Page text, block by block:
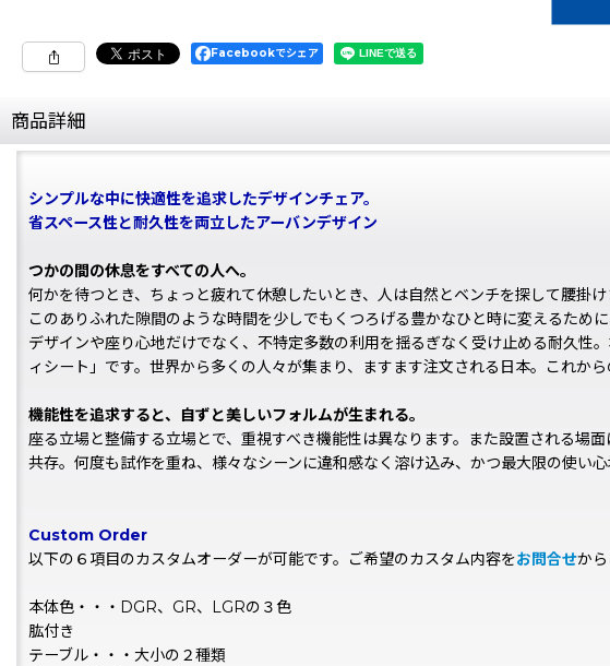
Facebookでシェア
商品詳細
シンプルな中に快適性を追求したデザインチェア。
省スペース性と耐久性を両立したアーバンデザイン
つかの間の休息をすべての人へ。
何かを待つとき、ちょっと疲れて休憩したいとき、人は自然とベンチを探して腰掛け
このありふれた隙間のような時間を少しでもくつろげる豊かなひと時に変えるため
デザインや座り心地だけでなく、不特定多数の利用を揺るぎなく受け止める耐久
ィシート」です。世界から多くの人々が集まり、ますます注文される日本。これか
機能性を追求すると、自ずと美しいフォルムが生まれる。
座る立場と整備する立場とで、重視すべき機能性は異なります。また設置される場
共存。何度も試作を重ね、様々なシーンに違和感なく溶け込み、かつ最大限の使い
Custom Order
以下の６項目のカスタムオーダーが可能です。ご希望のカスタム内容をお問合せから
本体色・・・DGR、GR、LGRの３色
肱付き
テーブル・・・大小の２種類